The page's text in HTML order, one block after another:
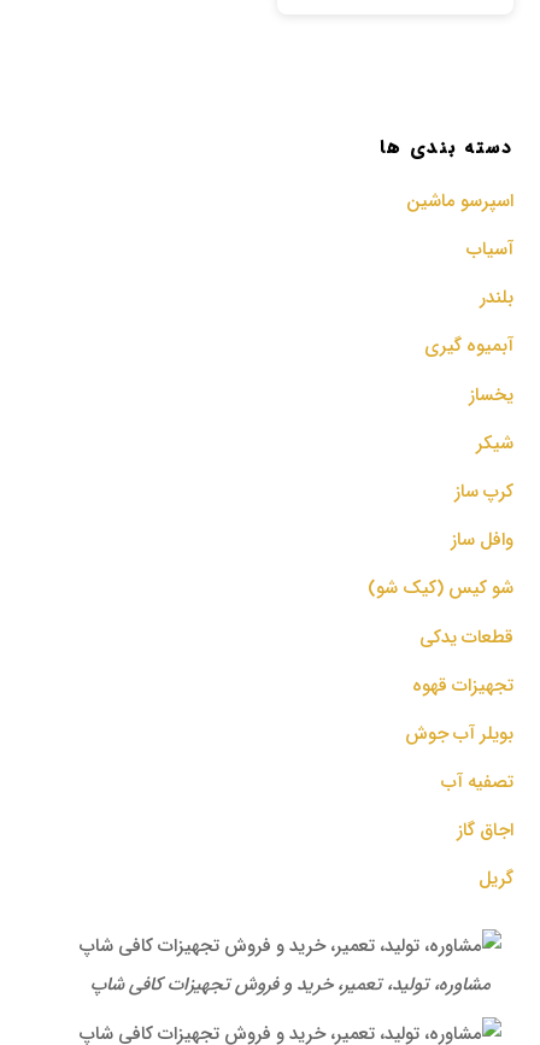
دسته بندی ها
اسپرسو‌ ماشین
آسیاب
بلندر
آبمیوه گیری
یخساز
شیکر
کرپ ساز
وافل ساز
شو کیس (کیک شو)
قطعات یدکی
تجهیزات قهوه
بویلر آب جوش
تصفیه آب
اجاق گاز
گریل
مشاوره، تولید، تعمیر، خرید و فروش تجهیزات کافی شاپ